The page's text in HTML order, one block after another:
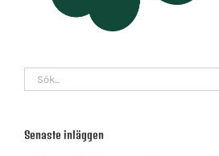
Sök
efter:
Senaste inläggen